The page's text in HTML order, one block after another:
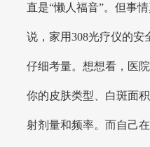
直是“懒人福音”。但事
说，家用308光疗仪的安
仔细考量。想想看，医
你的皮肤类型、白斑面
射剂量和频率。而自己